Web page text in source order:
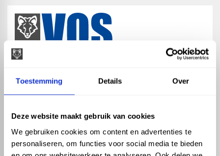
Toestemming Details Over
Deze website maakt gebruik van cookies
We gebruiken cookies om content en advertenties te
personaliseren, om functies voor social media te bieden
phone_enabled +31 416 75 02 55
mail info@vosproducts.nl
check_circleDé bouwmarkt van Altena